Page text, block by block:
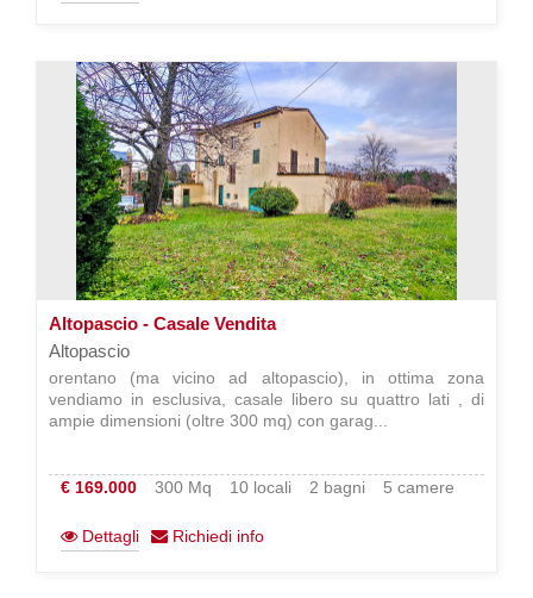
Altopascio - Casale Vendita
Altopascio
orentano (ma vicino ad altopascio), in ottima zona
vendiamo in esclusiva, casale libero su quattro lati , di
ampie dimensioni (oltre 300 mq) con garag...
€ 169.000 300 Mq 10 locali 2 bagni 5 camere
Dettagli Richiedi info